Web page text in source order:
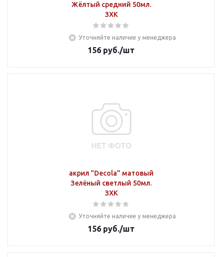
Жёлтый средний 50мл.
ЗХК
Уточняйте наличие у менеджера
156 руб./шт
акрил "Decola" матовый
Зелёный светлый 50мл.
ЗХК
Уточняйте наличие у менеджера
156 руб./шт